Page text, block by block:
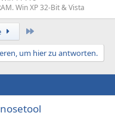
Win XP 32-Bit & Vista
um hier zu antworten.